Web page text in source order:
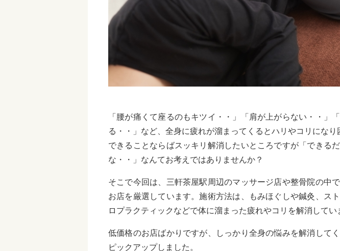
「腰が痛くて座るのもキツイ・・」「肩が上がらない・・」
る・・」など、全身に疲れが溜まってくるとハリやコリになり
できることならばスッキリ解消したいところですが「できる
な・・」なんてお考えではありませんか？
そこで今回は、三軒茶屋駅周辺のマッサージ店や整骨院の中
お店を厳選しています。施術方法は、もみほぐしや鍼灸、ス
ロプラクティックなどで体に溜まった疲れやコリを解消してい
低価格のお店ばかりですが、しっかり全身の悩みを解消して
ピックアップしました。